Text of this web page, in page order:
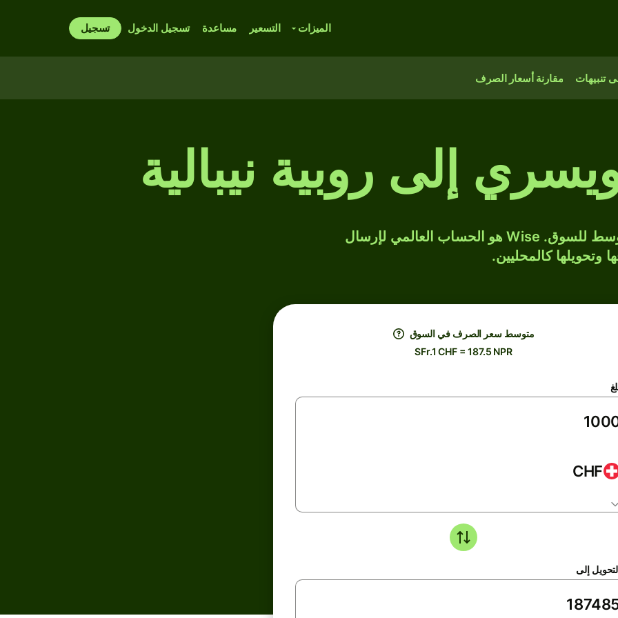
الميزات التسعير مساعدة تسجيل الدخول تسجيل
تنبيهات مقارنة أسعار الصرف
إلى روبية نيبالية
حوّل CHF إلى NPR بسعر الصرف المتوسط للسوق. Wise هو الحساب العالمي لإرسال
وتحويلها كالمحليين.
متوسط ​​سعر الصرف في السوق
SFr.1 CHF = 187.5 NPR
CHF
إلى